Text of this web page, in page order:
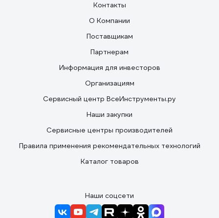
Контакты
О Компании
Поставщикам
Партнерам
Информация для инвесторов
Организациям
Сервисный центр ВсеИнструменты.ру
Наши закупки
Сервисные центры производителей
Правила применения рекомендательных технологий
Каталог товаров
Наши соцсети